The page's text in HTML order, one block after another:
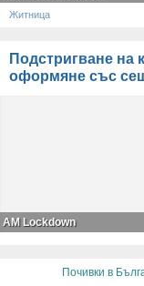
Житница
Подстригване на
оформяне със
AM Lockdown
Почивки в